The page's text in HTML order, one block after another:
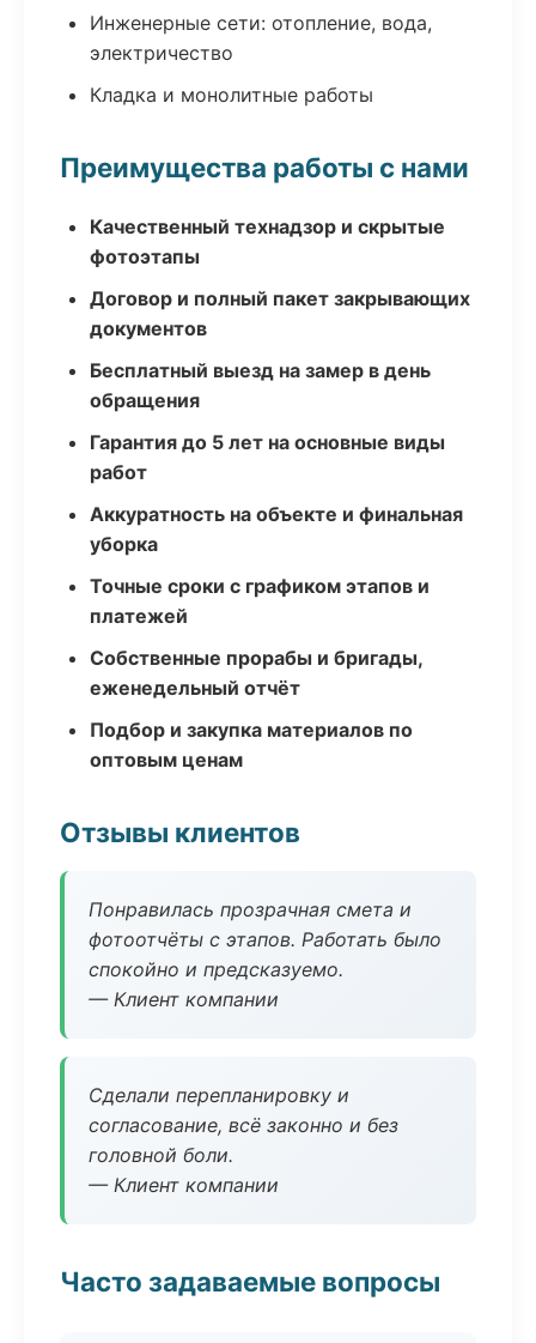
Инженерные сети: отопление, вода,
электричество
Кладка и монолитные работы
Преимущества работы с нами
Качественный технадзор и скрытые
фотоэтапы
Договор и полный пакет закрывающих
документов
Бесплатный выезд на замер в день
обращения
Гарантия до 5 лет на основные виды
работ
Аккуратность на объекте и финальная
уборка
Точные сроки с графиком этапов и
платежей
Собственные прорабы и бригады,
еженедельный отчёт
Подбор и закупка материалов по
оптовым ценам
Отзывы клиентов
Понравилась прозрачная смета и
фотоотчёты с этапов. Работать было
спокойно и предсказуемо.
— Клиент компании
Сделали перепланировку и
согласование, всё законно и без
головной боли.
— Клиент компании
Часто задаваемые вопросы